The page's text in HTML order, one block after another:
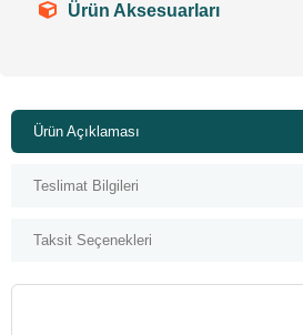
Ürün Aksesuarları
Ürün Açıklaması
Teslimat Bilgileri
Taksit Seçenekleri